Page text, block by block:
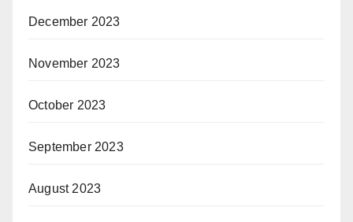
December 2023
November 2023
October 2023
September 2023
August 2023